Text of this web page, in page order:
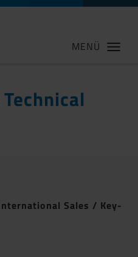
MENÜ
Sales / Key-